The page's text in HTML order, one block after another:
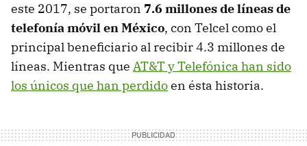
este 2017, se portaron 7.6 millones de líneas de
telefonía móvil en México, con Telcel como el
principal beneficiario al recibir 4.3 millones de
líneas. Mientras que AT&T y Telefónica han sido
los únicos que han perdidoen ésta historia.